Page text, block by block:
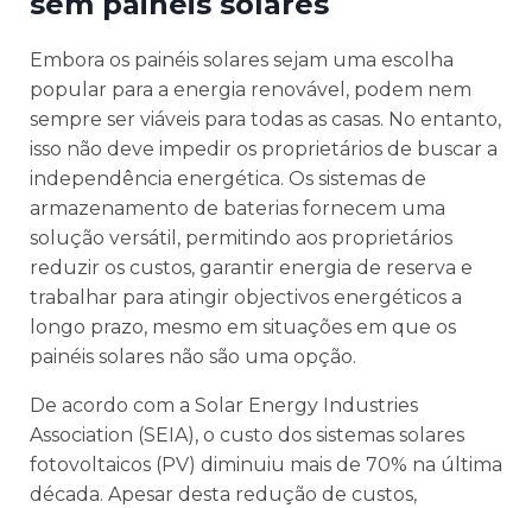
Embora os painéis solares sejam uma escolha
popular para a energia renovável, podem nem
sempre ser viáveis para todas as casas. No entanto,
isso não deve impedir os proprietários de buscar a
independência energética. Os sistemas de
armazenamento de baterias fornecem uma
solução versátil, permitindo aos proprietários
reduzir os custos, garantir energia de reserva e
trabalhar para atingir objectivos energéticos a
longo prazo, mesmo em situações em que os
painéis solares não são uma opção.
De acordo com a Solar Energy Industries
Association (SEIA), o custo dos sistemas solares
fotovoltaicos (PV) diminuiu mais de 70% na última
década. Apesar desta redução de custos,